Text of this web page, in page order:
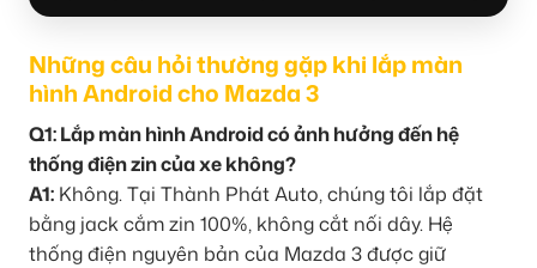
Những câu hỏi thường gặp khi lắp màn
hình Android cho Mazda 3
Q1: Lắp màn hình Android có ảnh hưởng đến hệ
thống điện zin của xe không?
A1: Không. Tại Thành Phát Auto, chúng tôi lắp đặt
bằng jack cắm zin 100%, không cắt nối dây. Hệ
thống điện nguyên bản của Mazda 3 được giữ